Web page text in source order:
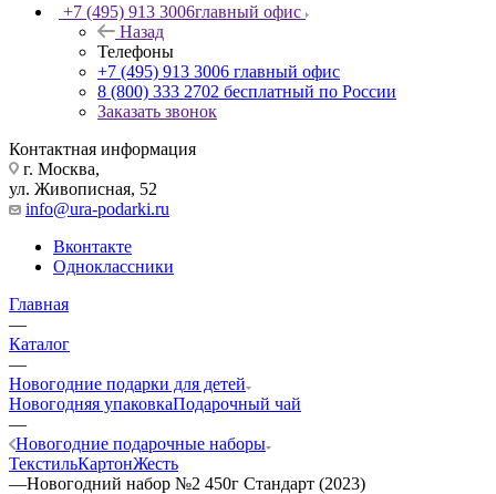
+7 (495) 913 3006главный офис
Назад
Телефоны
+7 (495) 913 3006 главный офис
8 (800) 333 2702 бесплатный по России
Заказать звонок
Контактная информация
г. Москва,
ул. Живописная, 52
info@ura-podarki.ru
Вконтакте
Одноклассники
Главная
—
Каталог
—
Новогодние подарки для детей
Новогодняя упаковкаПодарочный чай
—
Новогодние подарочные наборы
ТекстильКартонЖесть
—Новогодний набор №2 450г Стандарт (2023)